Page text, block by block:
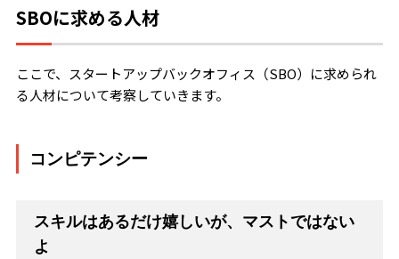
SBOに求める人材
ここで、スタートアップバックオフィス（SBO）に求められ
る人材について考察していきます。
コンピテンシー
スキルはあるだけ嬉しいが、マストではない
よ